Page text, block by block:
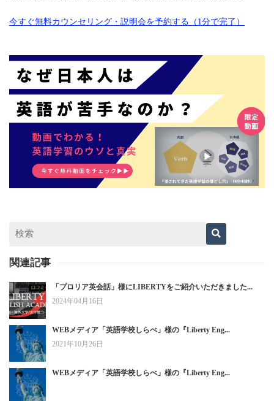
今すぐ無料カウンセリング・説明会を予約する（1分で完了）
関連記事
「プロリア英会話」様にLIBERTYをご紹介いただきました...
2024年04月16日
WEBメディア「英語学校しらべ」様の『Liberty Eng...
2021年10月26日
WEBメディア「英語学校しらべ」様の『Liberty Eng...